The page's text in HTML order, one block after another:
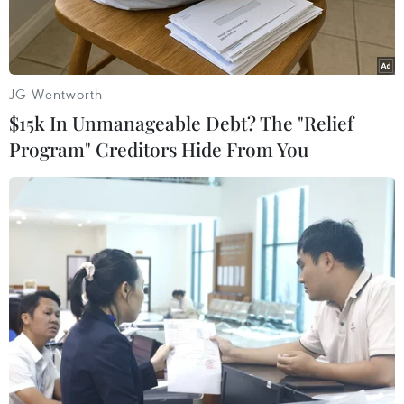
Lực lượng chức năng huyện Tu Mơ Rông (tỉnh Kon Tum) khắc
phục vị trí hư hỏng tại cầu tràn Năng Nhỏ 1 trên tỉnh lộ 678.
(Ảnh: TTXVN)
JG Wentworth
$15k In Unmanageable Debt? The "Relief
Program" Creditors Hide From You